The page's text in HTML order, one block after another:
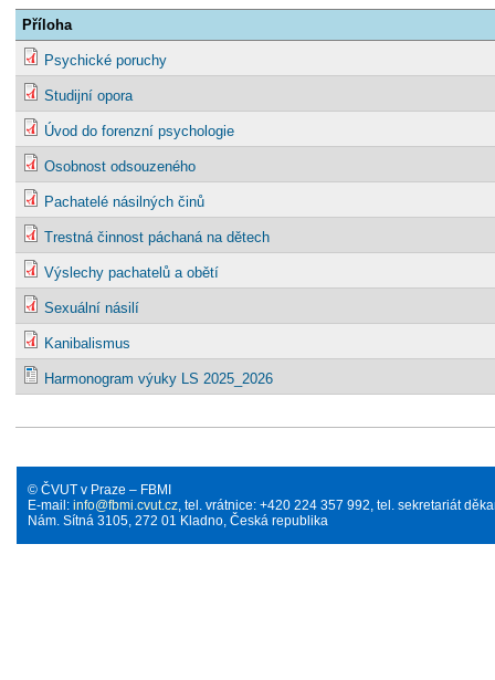
Příloha
Psychické poruchy
Studijní opora
Úvod do forenzní psychologie
Osobnost odsouzeného
Pachatelé násilných činů
Trestná činnost páchaná na dětech
Výslechy pachatelů a obětí
Sexuální násilí
Kanibalismus
Harmonogram výuky LS 2025_2026
© ČVUT v Praze – FBMI
E-mail: info@fbmi.cvut.cz , tel. vrátnice: +420 224 357 992, tel. sekretariát
Nám. Sítná 3105, 272 01 Kladno, Česká republika